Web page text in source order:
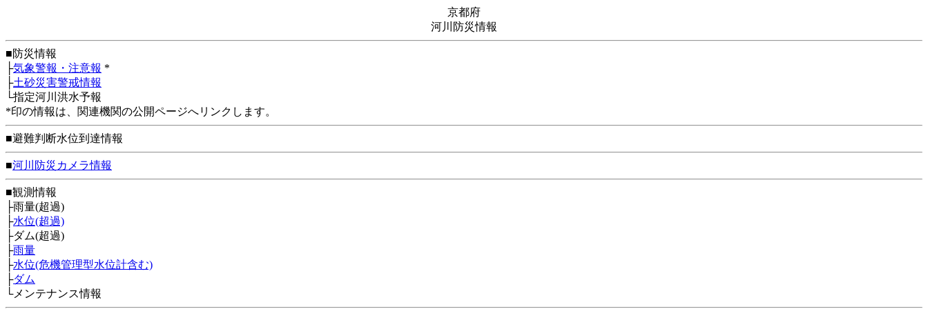
京都府
河川防災情報
■防災情報
├気象警報・注意報 *
├土砂災害警戒情報
└指定河川洪水予報
*印の情報は、関連機関の公開ページへリンクします。
■避難判断水位到達情報
■河川防災カメラ情報
■観測情報
├雨量(超過)
├水位(超過)
├ダム(超過)
├雨量
├水位(危機管理型水位計含む)
├ダム
└メンテナンス情報